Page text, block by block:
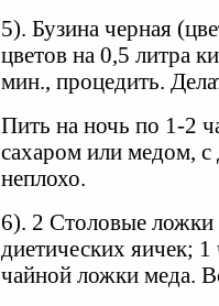
5). Бузина черная
цветов на 0,5 литра
мин., процедить.
Пить на ночь по 1-2
сахаром или медом,
неплохо.
6). 2 Столовые ложки
диетических яичек;
чайной ложки меда.